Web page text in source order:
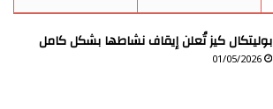
بوليتكال كيز تُعلن إيقاف نشاطها بشكل كامل
01/05/2026